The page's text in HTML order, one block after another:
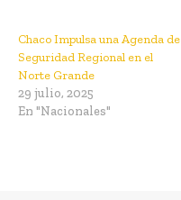
Chaco Impulsa una Agenda de
Seguridad Regional en el
Norte Grande
29 julio, 2025
En "Nacionales"